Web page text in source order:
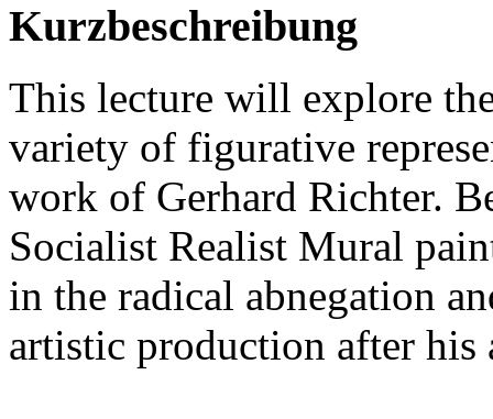
Kurzbeschreibung
This lecture will explore
variety of figurative
work of Gerhard Richter.
Socialist Realist Mural
in the radical abnegation
artistic production after